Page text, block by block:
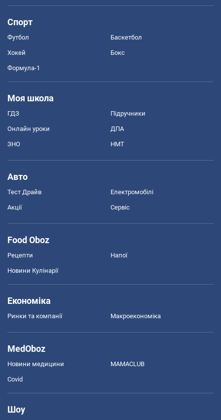
Спорт
Футбол Баскетбол
Хокей Бокс
Формула-1
Моя школа
ГДЗ Підручники
Онлайн уроки ДПА
ЗНО НМТ
Авто
Тест Драйв Електромобілі
Акції Сервіс
Food Oboz
Рецепти Напої
Новини Кулінарії
Економіка
Ринки та компанії Макроекономіка
MedOboz
Новини медицини MAMACLUB
Covid
Шоу